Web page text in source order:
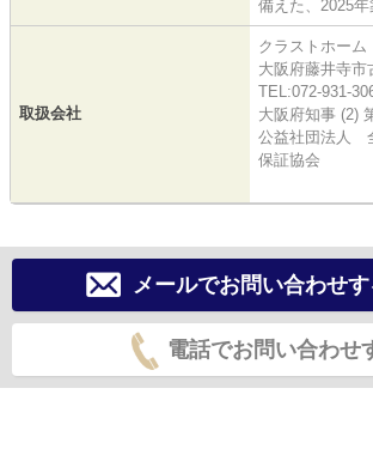
備えた、2025年
取扱会社
クラストホーム
大阪府藤井寺市
TEL:072-931-
大阪府知事 (2)
公益社団法人
保証協会
メールでお問い合わせ
電話でお問い合わせ